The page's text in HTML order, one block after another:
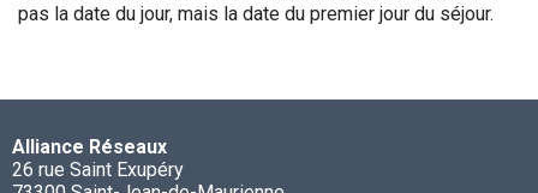
pas la date du jour, mais la date du premier jour du séjour.
Alliance Réseaux
26 rue Saint Exupéry